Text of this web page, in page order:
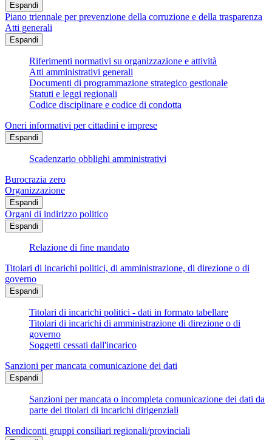
Espandi
Piano triennale per prevenzione della corruzione e della trasparenza
Atti generali
Espandi
Riferimenti normativi su organizzazione e attività
Atti amministrativi generali
Documenti di programmazione strategico gestionale
Statuti e leggi regionali
Codice disciplinare e codice di condotta
Oneri informativi per cittadini e imprese
Espandi
Scadenzario obblighi amministrativi
Burocrazia zero
Organizzazione
Espandi
Organi di indirizzo politico
Espandi
Relazione di fine mandato
Titolari di incarichi politici, di amministrazione, di direzione o di
governo
Espandi
Titolari di incarichi politici - dati in formato tabellare
Titolari di incarichi di amministrazione di direzione o di
governo
Soggetti cessati dall'incarico
Sanzioni per mancata comunicazione dei dati
Espandi
Sanzioni per mancata o incompleta comunicazione dei dati da
parte dei titolari di incarichi dirigenziali
Rendiconti gruppi consiliari regionali/provinciali